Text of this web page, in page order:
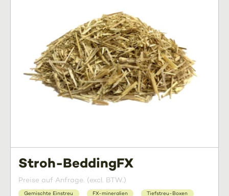
Stroh-BeddingFX
Preise auf Anfrage. (excl. BTW.)
Gemischte Einstreu FX-mineralien Tiefstreu-Boxen